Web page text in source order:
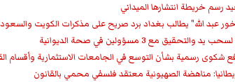
رسم خريطة انتشارها الميداني
عبد الله" يطالب بغداد برد صريح على مذكرات الكويت
مع 3 مسؤولين في صحة الديوانية
شكوى رسمية بشأن التوسع في الجامعات الاستثمارية وأقسام
مناهضة الصهيونية معتقد فلسفي محمي بالقانون